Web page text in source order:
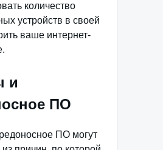
количество
устройств в своей
ваше интернет-
и
ПО
ПО могут